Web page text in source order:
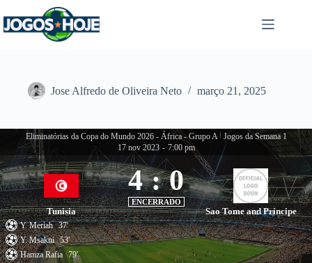
para
o
Jose Alfredo de Oliveira Neto março 21, 2025
Eliminatórias da Copa do Mundo 2026 - África - Grupo A
Jogos da Semana 1
17 nov 2023 - 7:00 pm
Tunisia
4 : 0
ENCERRADO
Sao Tome and Principe
Y. Meriah 37'
Y. Msakni 53'
Hamza Rafia 79'